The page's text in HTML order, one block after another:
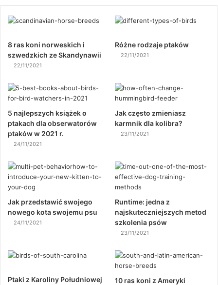
8 ras koni norweskich i
szwedzkich ze Skandynawii
22/11/2021
Różne rodzaje ptaków
22/11/2021
5 najlepszych książek o
ptakach dla obserwatorów
ptaków w 2021 r.
24/11/2021
Jak często zmieniasz
karmnik dla kolibra?
23/11/2021
Jak przedstawić swojego
nowego kota swojemu psu
24/11/2021
Runtime: jedna z
najskuteczniejszych metod
szkolenia psów
23/11/2021
Ptaki z Karoliny Południowej
10 ras koni z Ameryki